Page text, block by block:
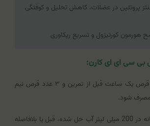
پروتئین در عضلات، کاهش تحلیل و کوفتگی
هورمون کورتیزول و تسریع ریکاوری
سی ای ای کارن:
روزانه ٣ عدد قرص یک ساعت قبل از تمرین و ٣ عدد قرص نیم
مصرف شود.
یک الی دو پیمانه در 200 میلی لیتر آب حل شده، قبل یا بلافاصله